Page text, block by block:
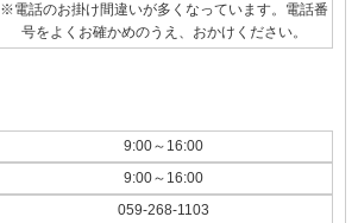
※電話のお掛け間違いが多くなっています。電話番
号をよくお確かめのうえ、おかけください。
9:00～16:00
9:00～16:00
059-268-1103